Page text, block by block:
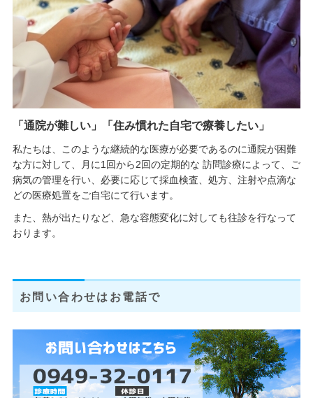
「通院が難しい」「住み慣れた自宅で療養したい」
私たちは、このような継続的な医療が必要であるのに通院が困難
な方に対して、月に1回から2回の定期的な 訪問診療によって、ご
病気の管理を行い、必要に応じて採血検査、処方、注射や点滴な
どの医療処置をご自宅にて行います。
また、熱が出たりなど、急な容態変化に対しても往診を行なって
おります。
お問い合わせはお電話で